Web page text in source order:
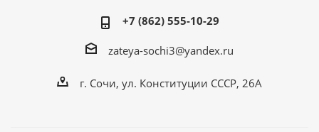
+7 (862) 555-10-29
zateya-sochi3@yandex.ru
г. Сочи, ул. Конституции СССР, 26А